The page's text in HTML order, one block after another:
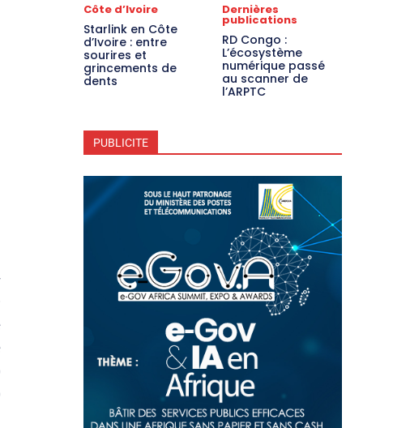
Côte d’Ivoire
Starlink en Côte
d’Ivoire : entre
sourires et
grincements de
dents
Dernières
publications
RD Congo :
L’écosystème
numérique passé
au scanner de
l’ARPTC
PUBLICITE